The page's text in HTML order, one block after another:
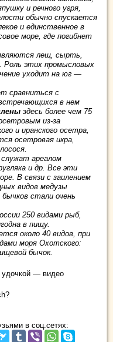
и речного угря,
обычно спускается
и единственное в
море, где погибнет
лещ, сырть,
Роль этих промысловых
уходит на юг —
сравниться с
в нем
здесь более чем 75
из-за
и иранского осетра,
осетровая икра,
ареалом
и др. Все эти
В связи с заилением
видов медузы
бычков стали очень
250 видами рыб,
в пищу.
около 40 видов, при
моря Охотского:
бычок.
удочкой — видео
в соц.сетях: